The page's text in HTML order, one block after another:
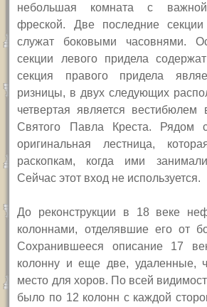
небольшая комната с важной
фреской. Две последние
служат боковыми часовнями.
секции левого придела
секция правого придела
ризницы, в двух следующих
четвертая является вестибюлем
Святого Павла Креста. Рядом
оригинальная лестница,
раскопкам, когда ими
Сейчас этот вход не используется.
До реконструкции в 18 веке
колоннами, отделявшие его от
Сохранившееся описание 17
колонну и еще две, удаленные,
место для хоров. По всей
было по 12 колонн с каждой